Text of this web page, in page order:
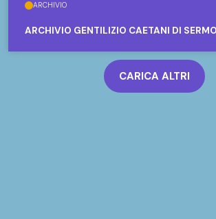
ARCHIVIO
ARCHIVIO GENTILIZIO CAETANI DI
CARICA ALTRI